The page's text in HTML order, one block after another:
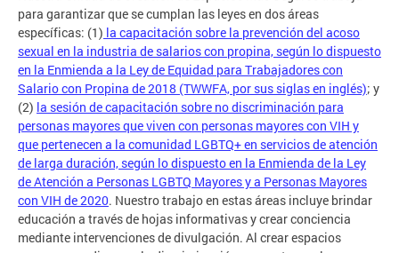
para garantizar que se cumplan las leyes en dos áreas
específicas: (1) la capacitación sobre la prevención del acoso
sexual en la industria de salarios con propina, según lo dispuesto
en la Enmienda a la Ley de Equidad para Trabajadores con
Salario con Propina de 2018 (TWWFA, por sus siglas en inglés); y
(2) la sesión de capacitación sobre no discriminación para
personas mayores que viven con personas mayores con VIH y
que pertenecen a la comunidad LGBTQ+ en servicios de atención
de larga duración, según lo dispuesto en la Enmienda de la Ley
de Atención a Personas LGBTQ Mayores y a Personas Mayores
con VIH de 2020. Nuestro trabajo en estas áreas incluye brindar
educación a través de hojas informativas y crear conciencia
mediante intervenciones de divulgación. Al crear espacios